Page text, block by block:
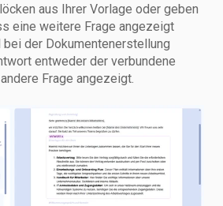
aus Ihrer Vorlage oder geben
eine weitere Frage angezeigt
der Dokumentenerstellung
entweder der verbundene
Frage angezeigt.